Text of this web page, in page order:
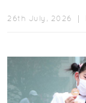
26th July, 2026 ｜